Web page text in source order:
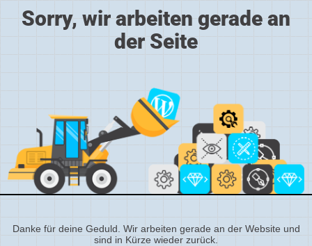
Sorry, wir arbeiten gerade an
der Seite
Danke für deine Geduld. Wir arbeiten gerade an der Website und
sind in Kürze wieder zurück.